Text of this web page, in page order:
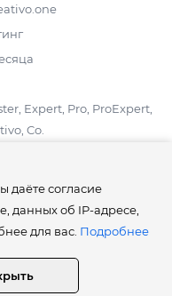
Expert, Pro, ProExpert,
Co.
441 076
даёте согласие
данных об IP-адресе,
для вас. Подробнее